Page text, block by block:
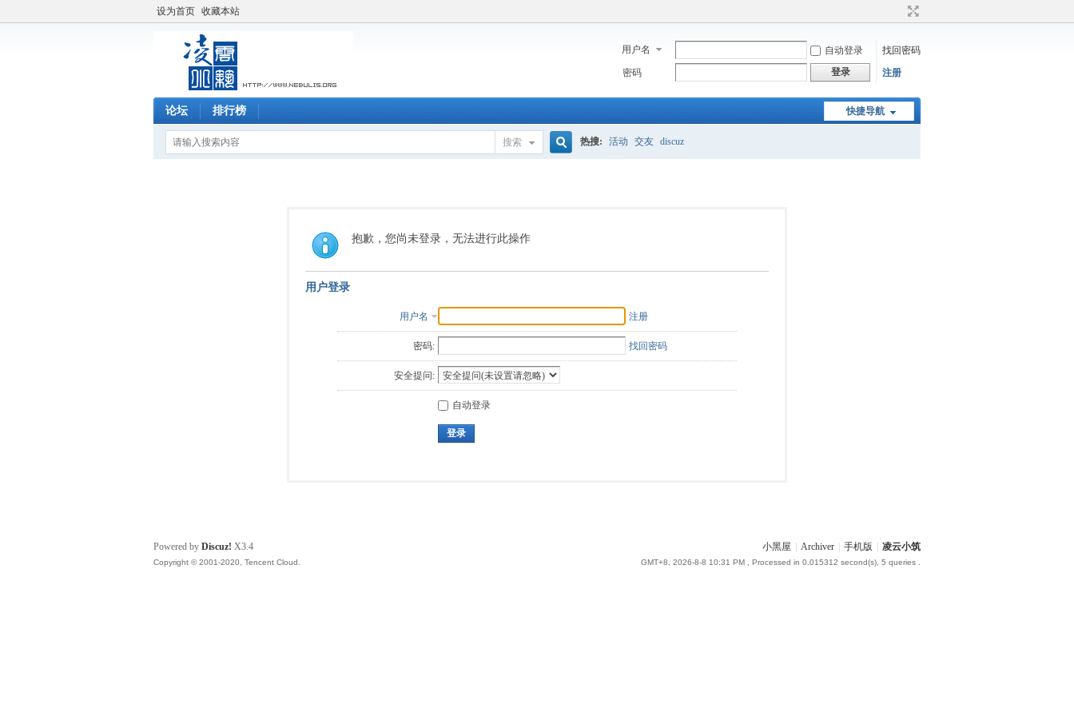
设为首页 收藏本站
用户名 自动登录
找回密码
密码
登录 注册
快捷导航
论坛 排行榜
搜索 热搜: 活动 交友 discuz
抱歉，您尚未登录，无法进行此操作
用户登录
用户名 注册
密码: 找回密码
安全提问:
自动登录
登录
小黑屋 Archiver 手机版 凌云小筑
GMT+8, 2026-8-8 10:31 PM , Processed in 0.015312 second(s), 5 queries .
Powered by Discuz! X3.4
Copyright © 2001-2020, Tencent Cloud.